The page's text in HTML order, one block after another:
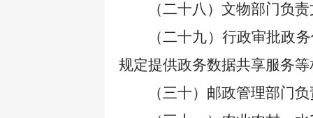
（二十八）文物部门负
（二十九）行政审批政
规定提供政务数据共享服务
（三十）邮政管理部门